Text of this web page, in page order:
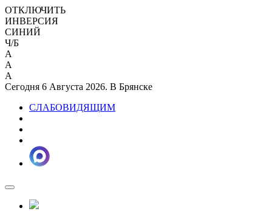
ОТКЛЮЧИТЬ
ИНВЕРСИЯ
СИНИЙ
Ч/Б
A
A
A
Сегодня 6 Августа 2026. В Брянске
СЛАБОВИДЯЩИМ